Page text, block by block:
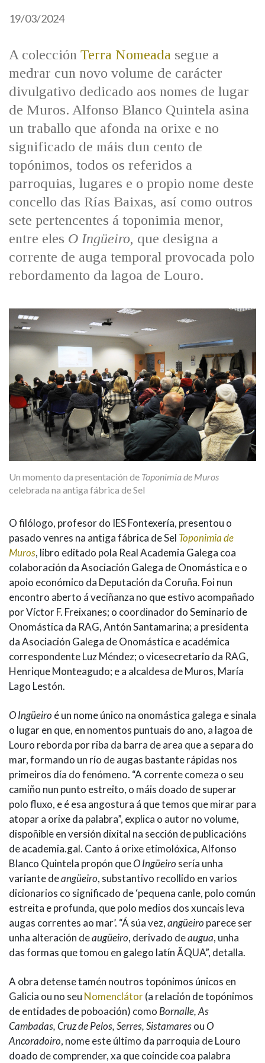
BAZÁN
60 ANOS DLG
PRIMAVERA DAS LETRAS
PORTAL DAS PALABRAS
19/03/2024
A colección Terra Nomeada segue a
medrar cun novo volume de carácter
divulgativo dedicado aos nomes de lugar
de Muros. Alfonso Blanco Quintela asina
un traballo que afonda na orixe e no
significado de máis dun cento de
topónimos, todos os referidos a
parroquias, lugares e o propio nome deste
concello das Rías Baixas, así como outros
sete pertencentes á toponimia menor,
entre eles O Ingüeiro, que designa a
corrente de auga temporal provocada polo
rebordamento da lagoa de Louro.
Un momento da presentación de Toponimia de Muros
celebrada na antiga fábrica de Sel
O filólogo, profesor do IES Fontexería, presentou o
pasado venres na antiga fábrica de Sel Toponimia de
Muros, libro editado pola Real Academia Galega coa
colaboración da Asociación Galega de Onomástica e o
apoio económico da Deputación da Coruña. Foi nun
encontro aberto á veciñanza no que estivo acompañado
por Víctor F. Freixanes; o coordinador do Seminario de
Onomástica da RAG, Antón Santamarina; a presidenta
da Asociación Galega de Onomástica e académica
correspondente Luz Méndez; o vicesecretario da RAG,
Henrique Monteagudo; e a alcaldesa de Muros, María
Lago Lestón.
O Ingüeiro é un nome único na onomástica galega e sinala
o lugar en que, en nomentos puntuais do ano, a lagoa de
Louro reborda por riba da barra de area que a separa do
mar, formando un río de augas bastante rápidas nos
primeiros día do fenómeno. “A corrente comeza o seu
camiño nun punto estreito, o máis doado de superar
polo fluxo, e é esa angostura á que temos que mirar para
atopar a orixe da palabra”, explica o autor no volume,
dispoñible en versión dixital na sección de publicacións
de academia.gal. Canto á orixe etimolóxica, Alfonso
Blanco Quintela propón queO Ingüeiro sería unha
variante deangüeiro, substantivo recollido en varios
dicionarios co significado de ‘pequena canle, polo común
estreita e profunda, que polo medios dos xuncais leva
augas correntes ao mar’. “Á súa vez,angüeiro parece ser
unha alteración deaugüeiro, derivado deaugua, unha
das formas que tomou en galego latín ĂQUA”, detalla.
A obra detense tamén noutros topónimos únicos en
Galicia ou no seu Nomenclátor(a relación de topónimos
de entidades de poboación) como Bornalle, As
Cambadas, Cruz de Pelos, Serres, SistamaresouO
Ancoradoiro, nome este último da parroquia de Louro
doado de comprender, xa que coincide coa palabra